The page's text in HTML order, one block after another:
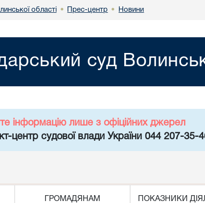
області • Прес-центр • Новини
суд
інформацію лише з офіційних джерел
центр судової влади України 044 207-35-
ГРОМАДЯНАМ ПОКАЗНИКИ